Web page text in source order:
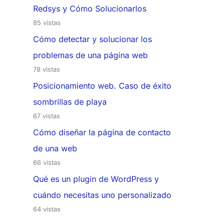
Redsys y Cómo Solucionarlos
85 vistas
Cómo detectar y solucionar los
problemas de una página web
78 vistas
Posicionamiento web. Caso de éxito
sombrillas de playa
67 vistas
Cómo diseñar la página de contacto
de una web
66 vistas
Qué es un plugin de WordPress y
cuándo necesitas uno personalizado
64 vistas